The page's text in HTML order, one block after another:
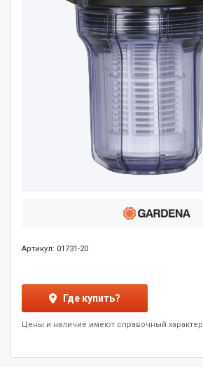
Артикул: 01731-20
Где купить?
Цены и наличие имеют справочный характер